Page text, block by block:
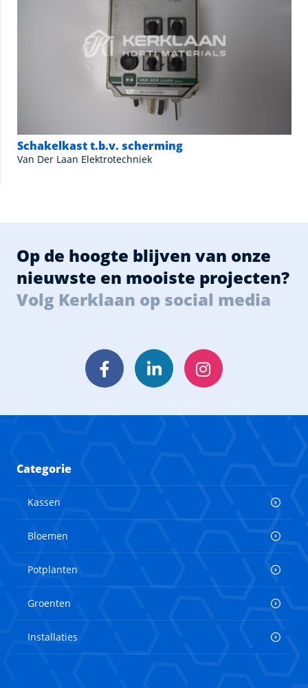
Schakelkast t.b.v. scherming
Van Der Laan Elektrotechniek
Op de hoogte blijven van onze
nieuwste en mooiste projecten?
Volg Kerklaan op social media
FacebookLinkedInInstagram
Categorie
Kassen
Bloemen
Potplanten
Groenten
Installaties